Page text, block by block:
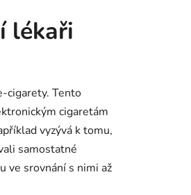
lékaři
cigarety. Tento
cigaretám
vyzývá k tomu,
samostatné
ve srovnání s nimi až